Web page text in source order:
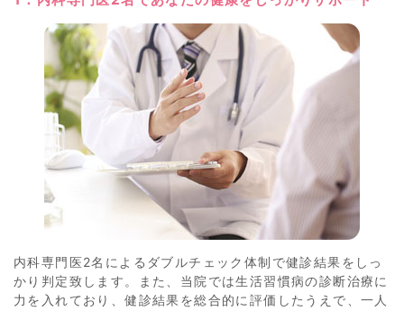
内科専門医2名によるダブルチェック体制で健診結果をしっ
かり判定致します。また、当院では生活習慣病の診断治療に
力を入れており、健診結果を総合的に評価したうえで、一人